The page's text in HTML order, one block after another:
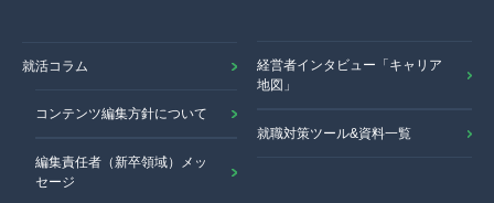
就活コラム
コンテンツ編集方針について
編集責任者（新卒領域）メッ
セージ
経営者インタビュー「キャリア
地図」
就職対策ツール&資料一覧